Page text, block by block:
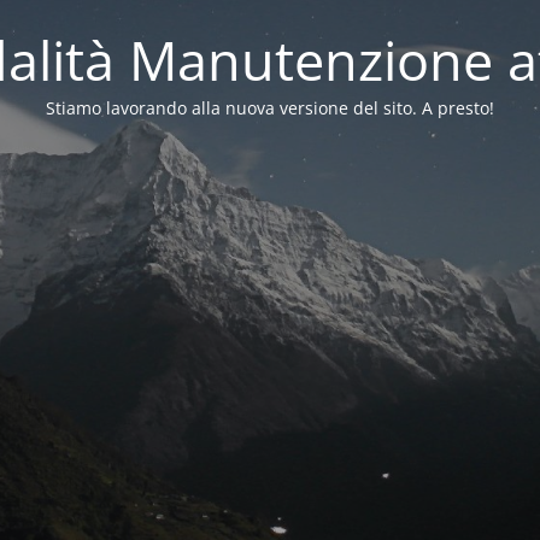
Manutenzione
Stiamo lavorando alla nuova versione del sito. A presto!